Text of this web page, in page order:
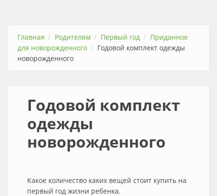
Главная Родителям Первый год
Приданное
для новорожденного
Годовой комплект одежды
новорожденного
Годовой комплект
одежды
новорожденного
Какое количество каких вещей стоит купить на
первый год жизни ребенка.